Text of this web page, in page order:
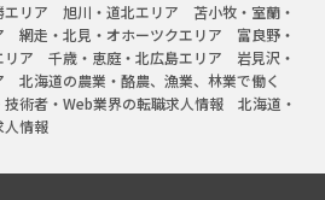
エリア 旭川・道北エリア
苫小牧・室蘭・
網走・北見・オホーツクエリア
富良野・
リア 千歳・恵庭・北広島エリア
岩見沢・
北海道の農業・酪農、漁業、林業で働く
術者・Web業界の転職求人情報
北海道・
人情報